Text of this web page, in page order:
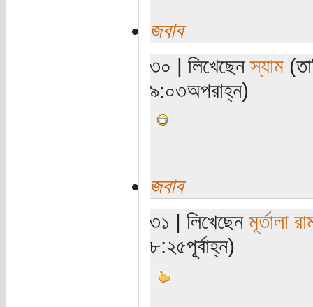
জবাব
৩০ | লিখেছেনস্যাম
৯:০৩অপরাহ্ন)
জবাব
৩১ | লিখেছেন মূর্তালা
৮:২৫পূর্বাহ্ন)